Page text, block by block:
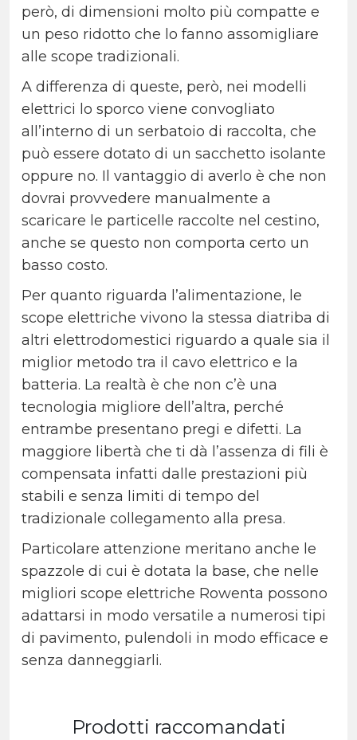
però, di dimensioni molto più compatte e
un peso ridotto che lo fanno assomigliare
alle scope tradizionali.
A differenza di queste, però, nei modelli
elettrici lo sporco viene convogliato
all’interno di un serbatoio di raccolta, che
può essere dotato di un sacchetto isolante
oppure no. Il vantaggio di averlo è che non
dovrai provvedere manualmente a
scaricare le particelle raccolte nel cestino,
anche se questo non comporta certo un
basso costo.
Per quanto riguarda l’alimentazione, le
scope elettriche vivono la stessa diatriba di
altri elettrodomestici riguardo a quale sia il
miglior metodo tra il cavo elettrico e la
batteria. La realtà è che non c’è una
tecnologia migliore dell’altra, perché
entrambe presentano pregi e difetti. La
maggiore libertà che ti dà l’assenza di fili è
compensata infatti dalle prestazioni più
stabili e senza limiti di tempo del
tradizionale collegamento alla presa.
Particolare attenzione meritano anche le
spazzole di cui è dotata la base, che nelle
migliori scope elettriche Rowenta possono
adattarsi in modo versatile a numerosi tipi
di pavimento, pulendoli in modo efficace e
senza danneggiarli.
Prodotti raccomandati